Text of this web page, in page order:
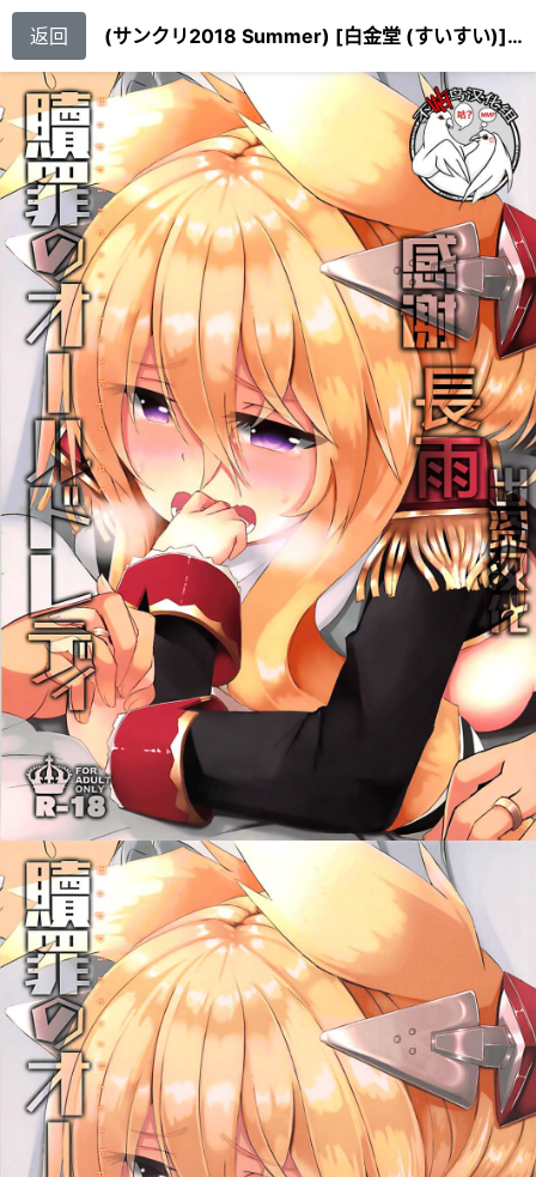
返回 (サンクリ2018 Summer) [白金堂 (すいすい)] 贖罪のオールドレディ HappinessBreakpoint (アズールレーン)